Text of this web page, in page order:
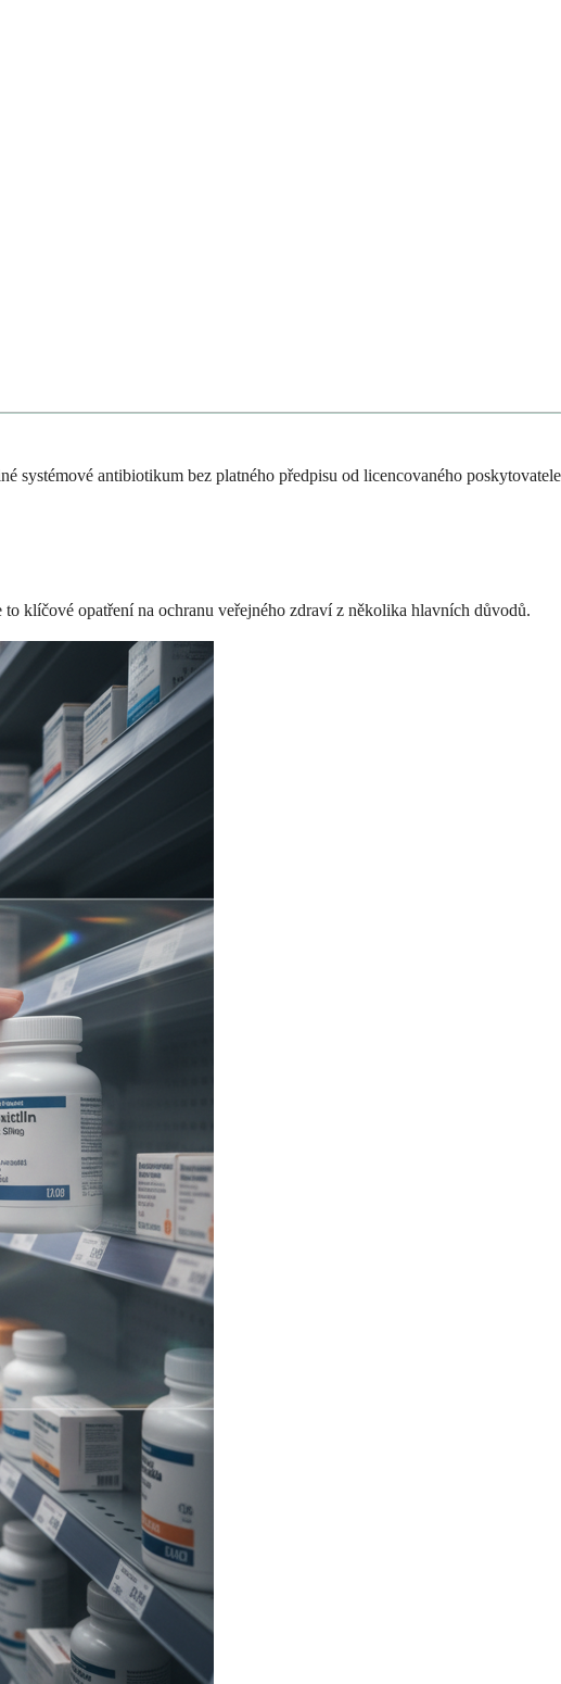
systémové antibiotikum bez platného předpisu od licencovaného poskytovatele
klíčové opatření na ochranu veřejného zdraví z několika hlavních důvodů.